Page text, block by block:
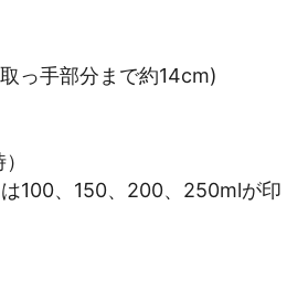
っ手部分まで約14cm)
100、150、200、250mlが印